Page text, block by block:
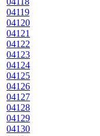
04119
04120
04121
04122
04123
04124
04125
04126
04127
04128
04129
04130